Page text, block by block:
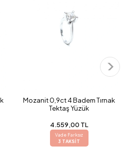
Mozanit 0,9ct 4 Badem Tırnak
Tektaş Yüzük
4.559,00 TL
Vade Farksız
3 TAKSİT